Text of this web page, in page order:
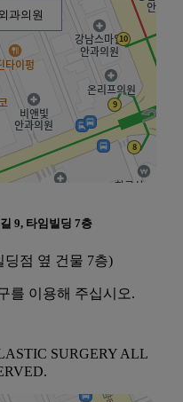
과의원
9, 타임빌딩 7층
점 옆 건물 7층)
를 이용해 주십시오.
SURGERY ALL